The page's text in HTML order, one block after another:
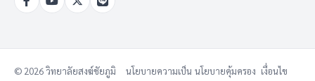
© 2026 วิทยาลัยสงฆ์ชัยภูมิ นโยบายความเป็น นโยบายคุ้มครอง เงื่อนไข